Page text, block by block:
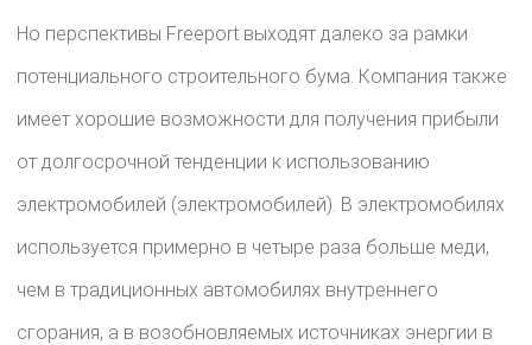
Но перспективы Freeport выходят далеко за рамки
потенциального строительного бума. Компания также
имеет хорошие возможности для получения прибыли
от долгосрочной тенденции к использованию
электромобилей (электромобилей). В электромобилях
используется примерно в четыре раза больше меди,
чем в традиционных автомобилях внутреннего
сгорания, а в возобновляемых источниках энергии в